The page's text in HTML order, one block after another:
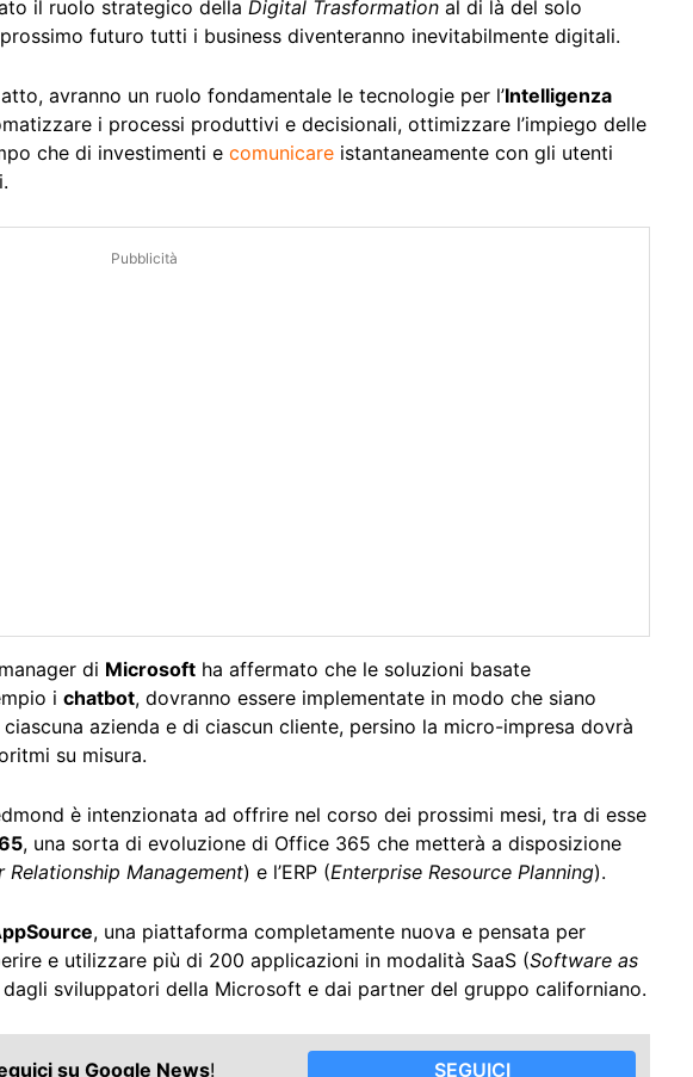
il ruolo strategico della Digital Trasformation al di là del solo
futuro tutti i business diventeranno inevitabilmente digitali.
avranno un ruolo fondamentale le tecnologie per l’Intelligenza
i processi produttivi e decisionali, ottimizzare l’impiego delle
che di investimenti e comunicare istantaneamente con gli utenti
Pubblicità
di Microsoft ha affermato che le soluzioni basate
i chatbot, dovranno essere implementate in modo che siano
azienda e di ciascun cliente, persino la micro-impresa dovrà
su misura.
è intenzionata ad offrire nel corso dei prossimi mesi, tra di esse
, una sorta di evoluzione di Office 365 che metterà a disposizione
Relationship Management) e l’ERP (Enterprise Resource Planning).
, una piattaforma completamente nuova e pensata per
e utilizzare più di 200 applicazioni in modalità SaaS (Software as
sviluppatori della Microsoft e dai partner del gruppo californiano.
su Google News! SEGUICI